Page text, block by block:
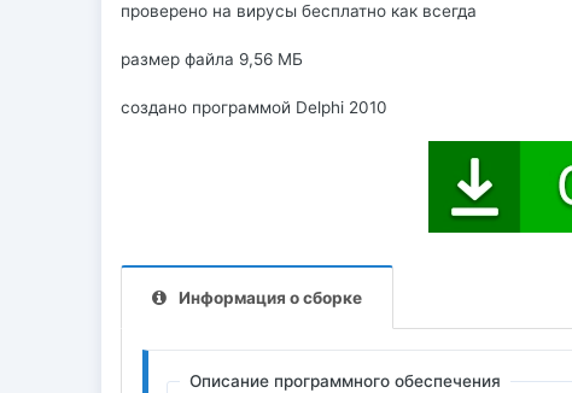
проверено на вирусы бесплатно как всегда
размер файла 9,56 МБ
создано программой Delphi 2010
Информация о сборке
Описание программного обеспечения